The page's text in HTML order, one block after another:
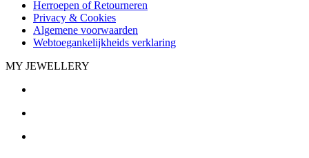
Herroepen of Retourneren
Privacy & Cookies
Algemene voorwaarden
Webtoegankelijkheids verklaring
MY JEWELLERY